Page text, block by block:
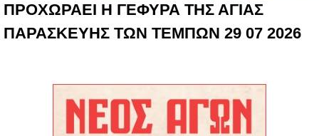
ΠΡΟΧΩΡΑΕΙ Η ΓΕΦΥΡΑ ΤΗΣ ΑΓΙΑΣ
ΠΑΡΑΣΚΕΥΗΣ ΤΩΝ ΤΕΜΠΩΝ 29 07 2026